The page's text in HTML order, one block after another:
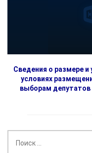
Сведения о размере
условиях
выборам